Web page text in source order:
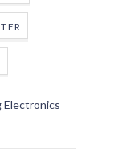
Electronics